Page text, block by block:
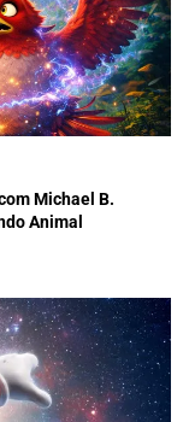
Michael B.
Animal